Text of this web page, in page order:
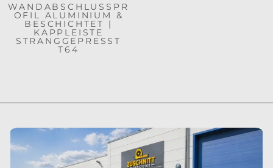
WANDABSCHLUSSPR
OFIL ALUMINIUM &
BESCHICHTET |
KAPPLEISTE
STRANGGEPRESST
T64